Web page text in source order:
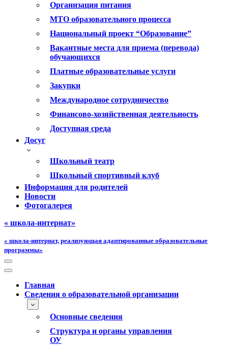
Организация питания
МТО образовательного процесса
Национальный проект “Образование”
Вакантные места для приема (перевода)
обучающихся
Платные образовательные услуги
Закупки
Международное сотрудничество
Финансово-хозяйственная деятельность
Доступная среда
Досуг
Школьный театр
Школьный спортивный клуб
Информация для родителей
Новости
Фотогалерея
« школа-интернат»
« школа-интернат, реализующая адаптированные образовательные
программы»
Меню
навигации
Меню
навигацииГлавная
Сведения о образовательной организации
Основные сведения
Структура и органы управления
ОУ